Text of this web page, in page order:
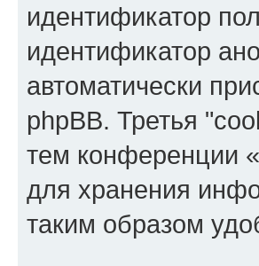
идентификатор
идентификатор
автоматически
phpBB. Третья
тем конференции
для хранения
таким образом